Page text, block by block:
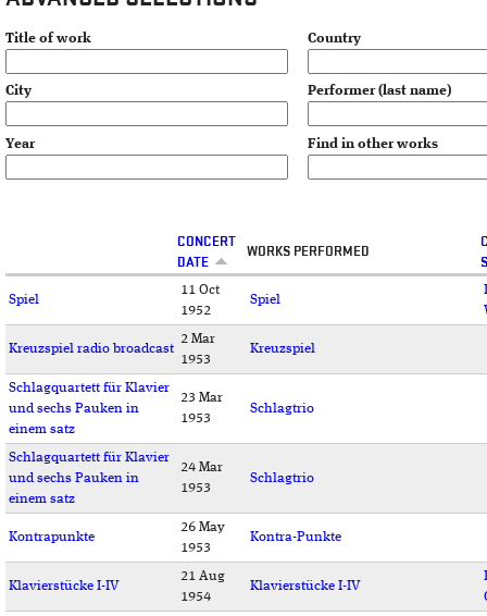
Title of work Country
City Performer (last name)
Year Find in other works
CONCERT
DATE
WORKS PERFORMED
Spiel
11 Oct
1952
Spiel
Kreuzspiel radio broadcast
2 Mar
1953
Kreuzspiel
Schlagquartett für Klavier
und sechs Pauken in
einem satz
23 Mar
1953
Schlagtrio
Schlagquartett für Klavier
und sechs Pauken in
einem satz
24 Mar
1953
Schlagtrio
Kontrapunkte
26 May
1953
Kontra-Punkte
Klavierstücke I-IV
21 Aug
1954
Klavierstücke I-IV